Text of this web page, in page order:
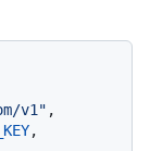
v1" ,
,